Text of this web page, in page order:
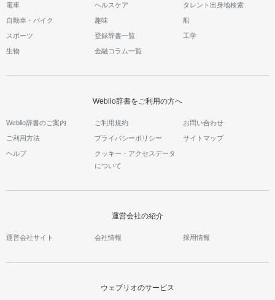
電車 ヘルスケア タレント出身地検索
自動車・バイク 趣味 船
スポーツ 登録辞書一覧 工学
生物 金融コラム一覧
Weblio辞書をご利用の方へ
Weblio辞書のご案内 ご利用規約 お問い合わせ
ご利用方法 プライバシーポリシー サイトマップ
ヘルプ
クッキー・アクセスデータ
について
運営会社の紹介
運営会社サイト 会社情報 採用情報
ウェブリオのサービス